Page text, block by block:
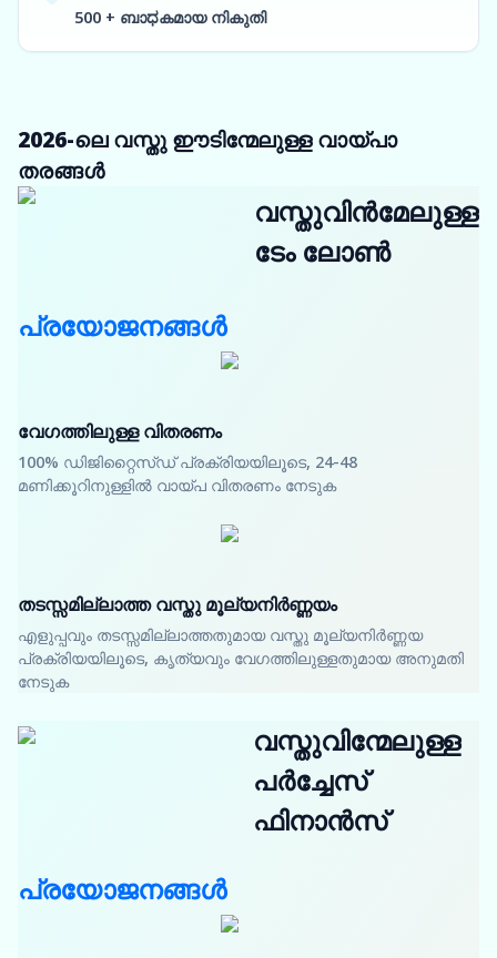
500 + ബാಧകമായ നികുതി
2026-ലെ വസ്തു ഈടിന്മേലുള്ള വായ്പാ
തരങ്ങൾ
വസ്തുവിൻമേലുള്ള
ടേം ലോൺ
പ്രയോജനങ്ങൾ
വേഗത്തിലുള്ള വിതരണം
100% ഡിജിറ്റൈസ്ഡ് പ്രക്രിയയിലൂടെ, 24-48
മണിക്കൂറിനുള്ളിൽ വായ്പ വിതരണം നേടുക
തടസ്സമില്ലാത്ത വസ്തു മൂല്യനിർണ്ണയം
എളുപ്പവും തടസ്സമില്ലാത്തതുമായ വസ്തു മൂല്യനിർണ്ണയ
പ്രക്രിയയിലൂടെ, കൃത്യവും വേഗത്തിലുള്ളതുമായ അനുമതി
നേടുക
വസ്തുവിന്മേലുള്ള
പർച്ചേസ്
ഫിനാൻസ്
പ്രയോജനങ്ങൾ